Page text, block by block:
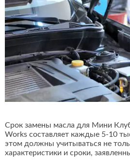
Срок замены масла для Мини
Works составляет каждые 5-10
этом должны учитываться не
характеристики и сроки,